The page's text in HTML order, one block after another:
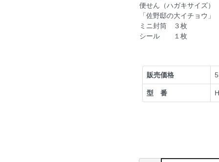
便せん（ハガキサイズ）
「佐野邸の大イチョウ
ミニ封筒 ３枚
シール １枚
販売価格
型 番